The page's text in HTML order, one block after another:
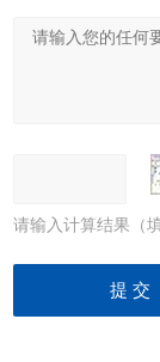
请输入计算结果（